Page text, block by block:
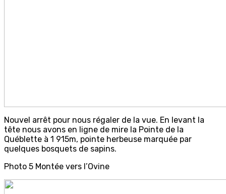
Nouvel arrêt pour nous régaler de la vue. En levant la
tête nous avons en ligne de mire la Pointe de la
Québlette à 1 915m, pointe herbeuse marquée par
quelques bosquets de sapins.
Photo 5 Montée vers l’Ovine